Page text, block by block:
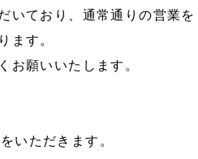
いており、通常通りの営業を
ます。
お願いいたします。
いただきます。